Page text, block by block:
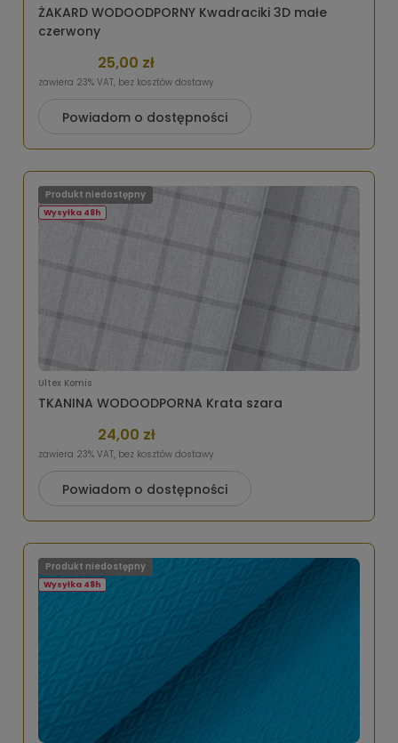
ŻAKARD WODOODPORNY Kwadraciki 3D małe
czerwony
25,00 zł
zawiera 23% VAT, bez kosztów dostawy
Powiadom o dostępności
Ultex Komis
TKANINA WODOODPORNA Krata szara
24,00 zł
zawiera 23% VAT, bez kosztów dostawy
Powiadom o dostępności
Wysyłka 48h
Produkt niedostępny
Wysyłka 48h
Produkt niedostępny